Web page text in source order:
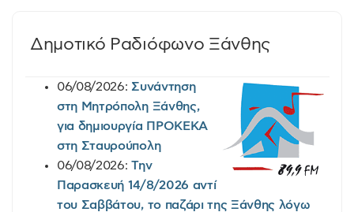
Δημοτικό Ραδιόφωνο Ξάνθης
06/08/2026: Συνάντηση
στη Μητρόπολη Ξάνθης,
για δημιουργία ΠΡΟΚΕΚΑ
στη Σταυρούπολη
06/08/2026:Την
Παρασκευή 14/8/2026 αντί
του Σαββάτου, το παζάρι της Ξάνθης λόγω